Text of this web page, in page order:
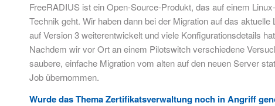
FreeRADIUS ist ein Open-Source-Produkt, das auf einem
Technik geht. Wir haben dann bei der Migration auf das
auf Version 3 weiterentwickelt und viele Konfigurationsdetails
Nachdem wir vor Ort an einem Pilotswitch verschiedene
saubere, einfache Migration vom alten auf den neuen Server
Job übernommen.
Wurde das Thema Zertifikatsverwaltung noch in Angriff